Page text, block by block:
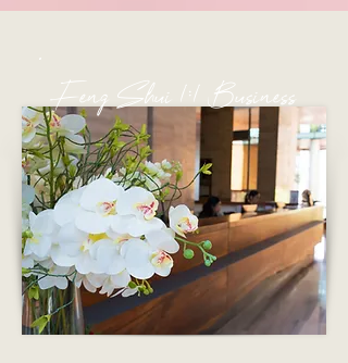
Feng Shui 1:1 Business